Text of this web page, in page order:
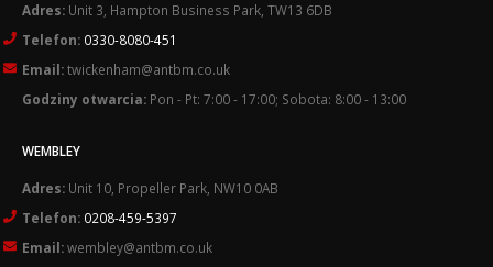
Adres: Unit 3, Hampton Business Park, TW13 6DB
Telefon: 0330-8080-451
Email:twickenham@antbm.co.uk
Godziny otwarcia: Pon - Pt: 7:00 - 17:00; Sobota: 8:00 - 13:00
WEMBLEY
Adres: Unit 10, Propeller Park, NW10 0AB
Telefon: 0208-459-5397
Email:wembley@antbm.co.uk